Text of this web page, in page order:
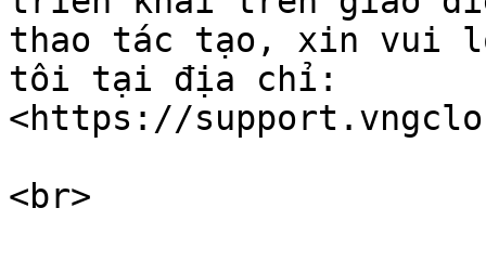
thao tác tạo, xin vui
tôi tại địa chỉ:
<https://